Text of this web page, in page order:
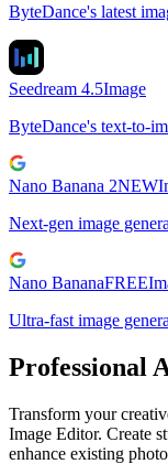
ByteDance's latest
Seedream 4.5Image
ByteDance's text-to-
Nano Banana 2NEW
Next-gen image
Nano BananaFREE
Ultra-fast image
Professional
Transform your
Image Editor. Create
enhance existing